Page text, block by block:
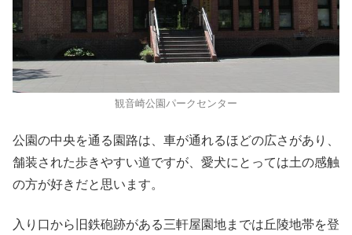
観音崎公園パークセンター
公園の中央を通る園路は、車が通れるほどの広さがあり、
舗装された歩きやすい道ですが、愛犬にとっては土の感触
の方が好きだと思います。
入り口から旧鉄砲跡がある三軒屋園地までは丘陵地帯を登